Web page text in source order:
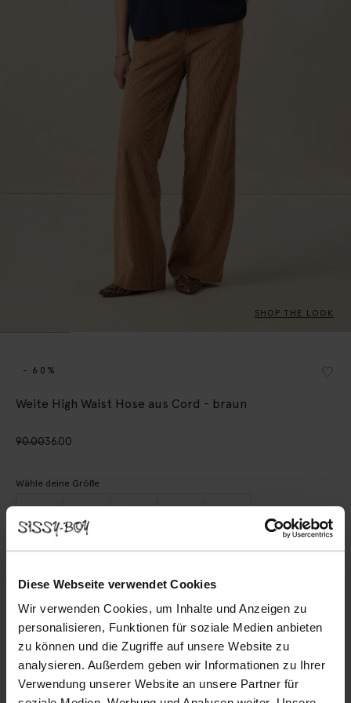
Diese Webseite verwendet Cookies
Wir verwenden Cookies, um Inhalte und Anzeigen zu
personalisieren, Funktionen für soziale Medien anbieten
zu können und die Zugriffe auf unsere Website zu
analysieren. Außerdem geben wir Informationen zu Ihrer
Verwendung unserer Website an unsere Partner für
SHOP THE LOOK
- 60%
Weite High Waist Hose aus Cord - braun
90.0036.00
Wähle deine Größe
Schnelle Lieferung
Rechnungskauf möglich
BESCHREIBUNG